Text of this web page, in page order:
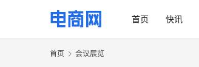
首页 快讯
首页 会议展览